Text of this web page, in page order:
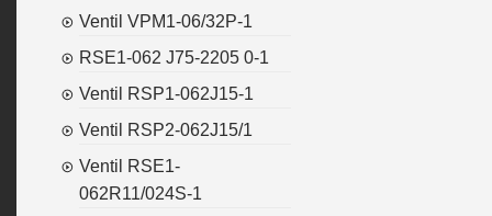
Ventil VPM1-06/32P-1
RSE1-062 J75-2205 0-1
Ventil RSP1-062J15-1
Ventil RSP2-062J15/1
Ventil RSE1-
062R11/024S-1